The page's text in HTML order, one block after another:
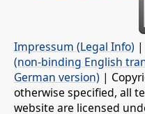
Impressum (Legal Info) |
(non-binding English
German version) |
otherwise specified, all
website are licensed